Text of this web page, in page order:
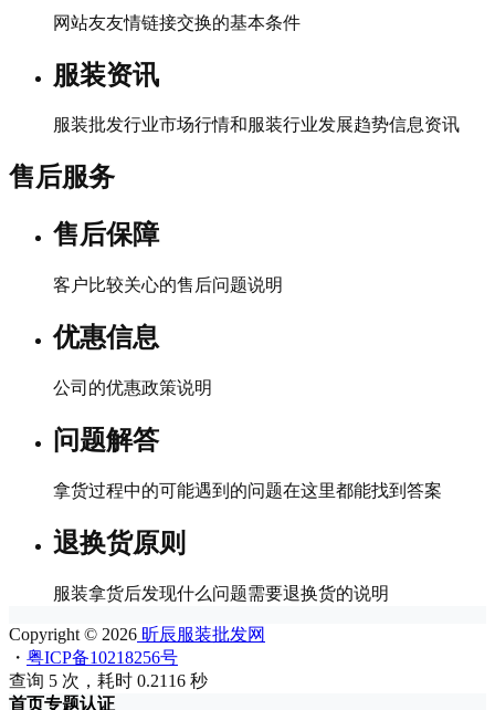
网站友友情链接交换的基本条件
服装资讯
服装批发行业市场行情和服装行业发展趋势信息资讯
售后服务
售后保障
客户比较关心的售后问题说明
优惠信息
公司的优惠政策说明
问题解答
拿货过程中的可能遇到的问题在这里都能找到答案
退换货原则
服装拿货后发现什么问题需要退换货的说明
Copyright © 2026 昕辰服装批发网
・ 粤ICP备10218256号
查询 5 次，耗时 0.2116 秒
首页专题认证